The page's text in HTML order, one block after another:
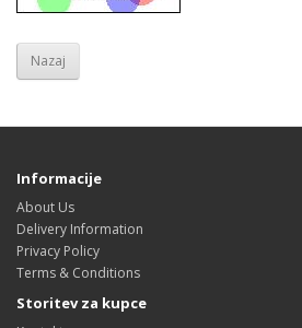
Nazaj
Informacije
About Us
Delivery Information
Privacy Policy
Terms & Conditions
Storitev za kupce